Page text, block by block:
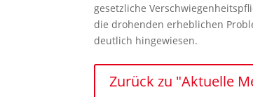
gesetzliche
die drohenden erheblichen
deutlich hingewiesen.
Zurück zu "Aktuelle